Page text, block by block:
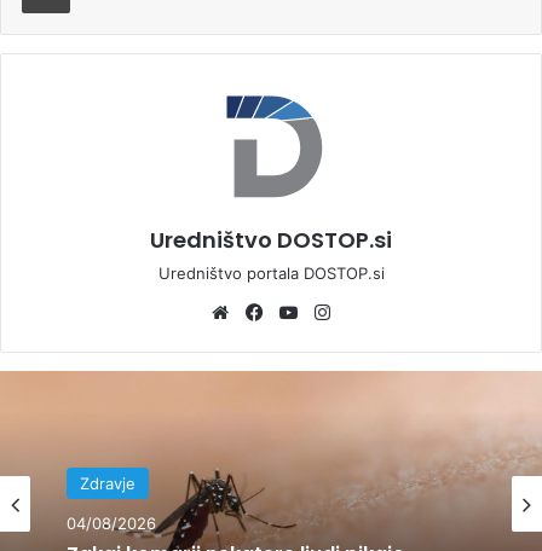
Uredništvo DOSTOP.si
Uredništvo portala DOSTOP.si
We
te
Fa
bo
Yo
ub
ra
Zdravje
Zdravje
03/08/2026